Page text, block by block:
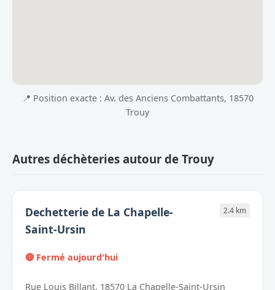
📍 Position exacte : Av. des Anciens Combattants, 18570
Trouy
Autres déchèteries autour de Trouy
Dechetterie de La Chapelle-
Saint-Ursin
2.4 km
🔴 Fermé aujourd'hui
Rue Louis Billant, 18570 La Chapelle-Saint-Ursin